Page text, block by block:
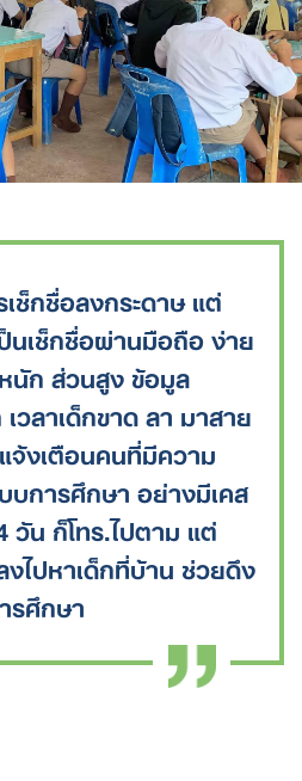
เช็กชื่อลงกระดาษ แต่
นเช็กชื่อผ่านมือถือ ง่าย
นัก ส่วนสูง ข้อมูล
วลาเด็กขาด ลา มาสาย
จ้งเตือนคนที่มีความ
บการศึกษา อย่างมีเคส
วัน ก็โทร.ไปตาม แต่
ไปหาเด็กที่บ้าน ช่วยดึง
รศึกษา